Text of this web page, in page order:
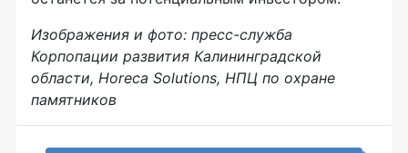
Изображения и фото: пресс-служба
Корпопации развития Калининградской
области, Horeca Solutions, НПЦ по охране
памятников